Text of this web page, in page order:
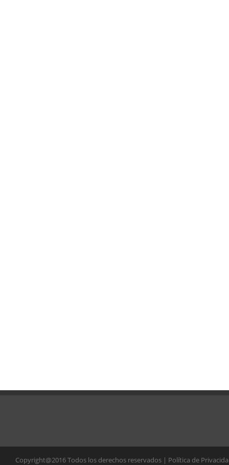
Copyright@2016 Todos los derechos reservados | Política de